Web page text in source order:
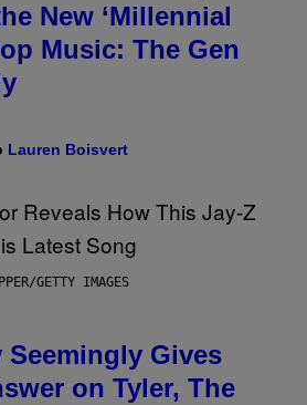
New ‘Millennial
Music: The Gen
Lauren Boisvert
GETTY IMAGES
Seemingly Gives
on Tyler, The